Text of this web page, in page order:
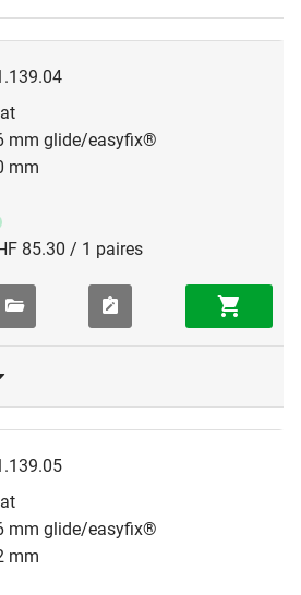
mm glide/easyfix®
mm
85.30 / 1 paires
mm glide/easyfix®
mm